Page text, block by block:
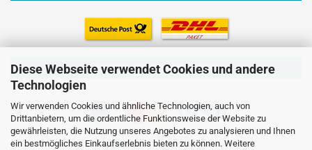
Diese Webseite verwendet Cookies und andere
Technologien
Wir verwenden Cookies und ähnliche Technologien, auch von
Drittanbietern, um die ordentliche Funktionsweise der Website zu
gewährleisten, die Nutzung unseres Angebotes zu analysieren und Ihnen
ein bestmögliches Einkaufserlebnis bieten zu können. Weitere
Einfach und sicher Bezahlen